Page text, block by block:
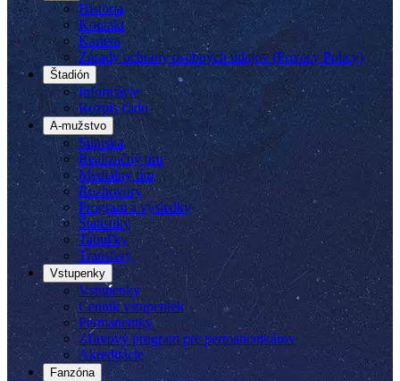
História
Kontakt
Kariéra
Zásady ochrany osobných údajov (Privacy Policy)
Štadión
Informácie
Rozpis ľadu
A-mužstvo
Súpiska
Realizačný tím
Mediálny tím
Rozhovory
Program a výsledky
Štatistiky
Tabuľky
Transfery
Vstupenky
Vstupenky
Cenník vstupeniek
Permanentky
Zľavový program pre permanentkárov
Akreditácie
Fanzóna